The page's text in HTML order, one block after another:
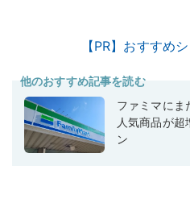
【PR】おすすめ
他のおすすめ記事を読む
ファミマにま
人気商品が
ン